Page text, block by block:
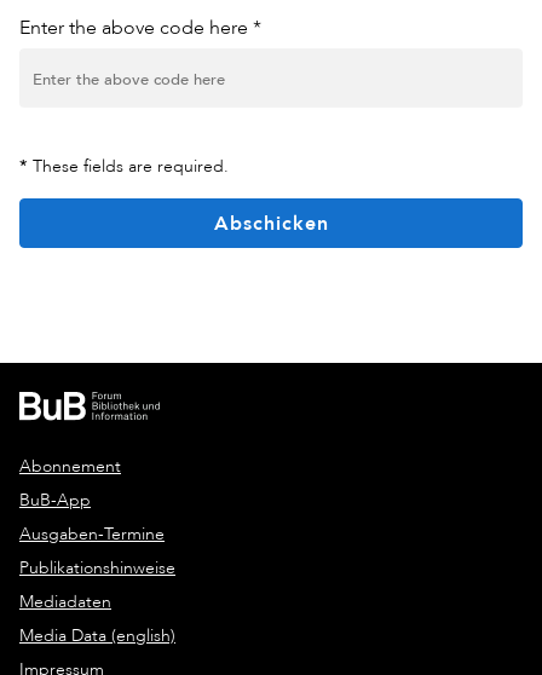
Enter the above code here *
* These fields are required.
Abschicken
Abonnement
BuB-App
Ausgaben-Termine
Publikationshinweise
Mediadaten
Media Data (english)
Impressum